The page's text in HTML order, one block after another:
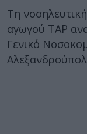
Τη
αγωγού TAP
Γενικό